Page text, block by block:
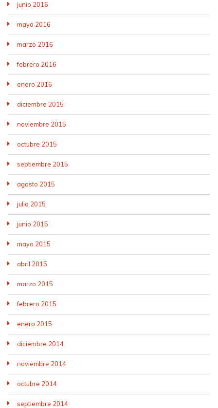
junio 2016
mayo 2016
marzo 2016
febrero 2016
enero 2016
diciembre 2015
noviembre 2015
octubre 2015
septiembre 2015
agosto 2015
julio 2015
junio 2015
mayo 2015
abril 2015
marzo 2015
febrero 2015
enero 2015
diciembre 2014
noviembre 2014
octubre 2014
septiembre 2014